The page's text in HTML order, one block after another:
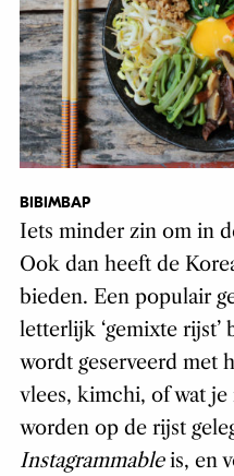
BIBIMBAP
Iets minder zin om in
Ook dan heeft de
bieden. Een populair
letterlijk ‘gemixte rijst’
wordt geserveerd met
vlees, kimchi, of wat
worden op de rijst
Instagrammableis, en